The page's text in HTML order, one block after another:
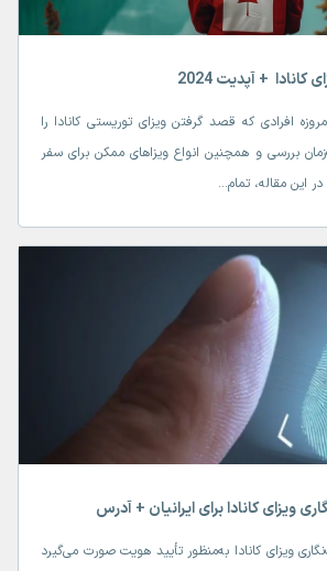
+ آپدیت 2024
افرادی که قصد گرفتن ویزای توریستی کانادا را
بررسی و همچنین انواع ویزاهای ممکن برای سفر
این مقاله، تمام...
ویزای کانادا برای ایرانیان + آدرس
ویزای کانادا به‌منظور تأیید هویت صورت می‌گیرد